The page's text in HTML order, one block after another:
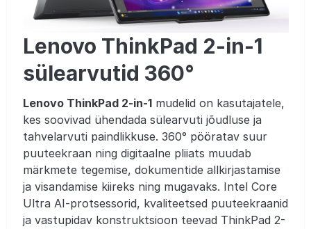
Lenovo ThinkPad 2-in-1
sülearvutid 360°
Lenovo ThinkPad 2-in-1mudelid on kasutajatele,
kes soovivad ühendada sülearvuti jõudluse ja
tahvelarvuti paindlikkuse. 360° pööratav suur
puuteekraan ning digitaalne pliiats muudab
märkmete tegemise, dokumentide allkirjastamise
ja visandamise kiireks ning mugavaks. Intel Core
Ultra AI-protsessorid, kvaliteetsed puuteekraanid
ja vastupidav konstruktsioon teevad ThinkPad 2-